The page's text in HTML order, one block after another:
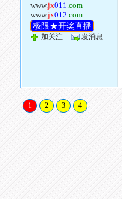
www.jx011.com
www.jx012.com
极限★开奖直播
加关注 发消息
1 2 3 4